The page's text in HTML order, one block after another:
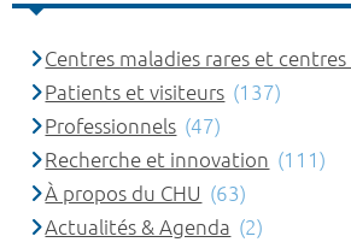
Centres maladies rares et
Patients et visiteurs (137)
Professionnels (47)
Recherche et innovation (111)
À propos du CHU (63)
Actualités & Agenda (2)